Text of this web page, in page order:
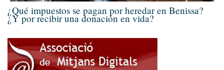
¿Qué impuestos se pagan por heredar en Benissa?
¿Y por recibir una donación en vida?